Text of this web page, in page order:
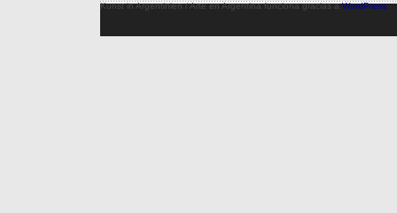
Kunst in Argentinien / Arte en Argentina funciona gracias aWordPress